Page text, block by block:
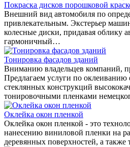
Покраска дисков порошковой
Внешний вид автомобиля по
привлекательным. Экстерьер
колесные диски, придавая облику
гармоничный…
Тонировка фасадов зданий
Вниманию владельцев компаний,
Предлагаем услуги по оклеиванию
стеклянных конструкций
тонировочными пленками
Оклейка окон пленкой
Оклейка окон пленкой - это
нанесению виниловой пленки на
деревянных поверхностей, а